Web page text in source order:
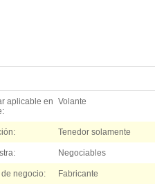
aplicable en Volante
Tenedor solamente
Negociables
negocio: Fabricante